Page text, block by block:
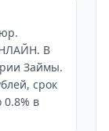
В
Займы.
срок
0.8% в